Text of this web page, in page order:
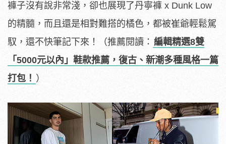
褲子沒有說非常淺，卻也展現了丹寧褲 x Dunk Low
的精髓，而且還是相對難搭的橘色，都被崔爺輕鬆駕
馭，還不快筆記下來！（推薦閱讀： 編輯精選8雙
「5000元以內」鞋款推薦，復古、新潮多種風格一篇
打包！ ）